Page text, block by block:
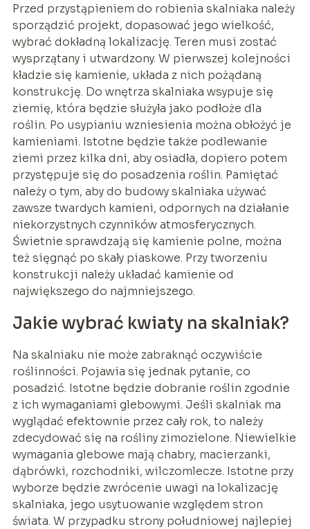
Przed przystąpieniem do robienia skalniaka należy
sporządzić projekt, dopasować jego wielkość,
wybrać dokładną lokalizację. Teren musi zostać
wysprzątany i utwardzony. W pierwszej kolejności
kładzie się kamienie, układa z nich pożądaną
konstrukcję. Do wnętrza skalniaka wsypuje się
ziemię, która będzie służyła jako podłoże dla
roślin. Po usypianiu wzniesienia można obłożyć je
kamieniami. Istotne będzie także podlewanie
ziemi przez kilka dni, aby osiadła, dopiero potem
przystępuje się do posadzenia roślin. Pamiętać
należy o tym, aby do budowy skalniaka używać
zawsze twardych kamieni, odpornych na działanie
niekorzystnych czynników atmosferycznych.
Świetnie sprawdzają się kamienie polne, można
też sięgnąć po skały piaskowe. Przy tworzeniu
konstrukcji należy układać kamienie od
największego do najmniejszego.
Jakie wybrać kwiaty na skalniak?
Na skalniaku nie może zabraknąć oczywiście
roślinności. Pojawia się jednak pytanie, co
posadzić. Istotne będzie dobranie roślin zgodnie
z ich wymaganiami glebowymi. Jeśli skalniak ma
wyglądać efektownie przez cały rok, to należy
zdecydować się na rośliny zimozielone. Niewielkie
wymagania glebowe mają chabry, macierzanki,
dąbrówki, rozchodniki, wilczomlecze. Istotne przy
wyborze będzie zwrócenie uwagi na lokalizację
skalniaka, jego usytuowanie względem stron
świata. W przypadku strony południowej najlepiej